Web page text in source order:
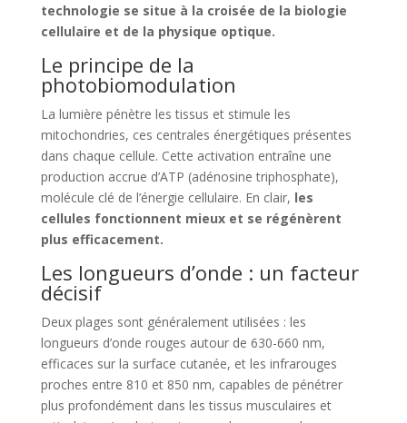
technologie se situe à la croisée de la biologie
cellulaire et de la physique optique.
Le principe de la
photobiomodulation
La lumière pénètre les tissus et stimule les
mitochondries, ces centrales énergétiques présentes
dans chaque cellule. Cette activation entraîne une
production accrue d’ATP (adénosine triphosphate),
molécule clé de l’énergie cellulaire. En clair, les
cellules fonctionnent mieux et se régénèrent
plus efficacement.
Les longueurs d’onde : un facteur
décisif
Deux plages sont généralement utilisées : les
longueurs d’onde rouges autour de 630-660 nm,
efficaces sur la surface cutanée, et les infrarouges
proches entre 810 et 850 nm, capables de pénétrer
plus profondément dans les tissus musculaires et